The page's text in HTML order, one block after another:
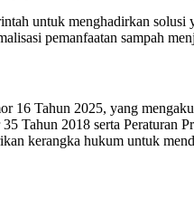
untuk menghadirkan
pemanfaatan sampah
Tahun 2025, yang
2018 serta Peraturan
kerangka hukum untuk